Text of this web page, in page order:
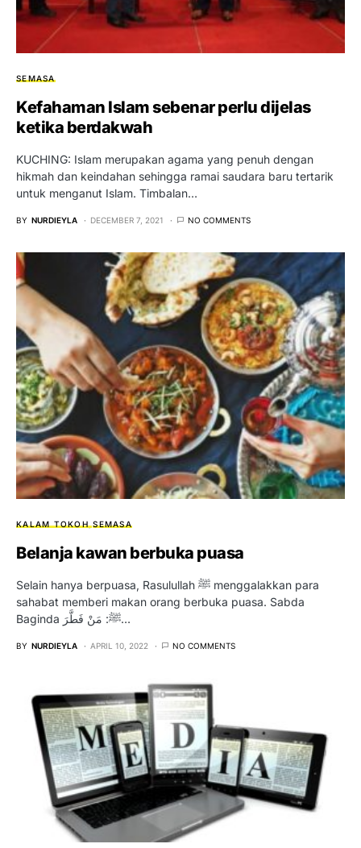
SEMASA
Kefahaman Islam sebenar perlu dijelas
ketika berdakwah
KUCHING: Islam merupakan agama yang penuh dengan
hikmah dan keindahan sehingga ramai saudara baru tertarik
untuk menganut Islam. Timbalan…
BY NURDIEYLA DECEMBER 7, 2021 NO COMMENTS
KALAM TOKOH SEMASA
Belanja kawan berbuka puasa
Selain hanya berpuasa, Rasulullah ﷺ menggalakkan para
sahabat memberi makan orang berbuka puasa. Sabda
Baginda ﷺ: مَنْ فَطَّرَ…
BY NURDIEYLA APRIL 10, 2022 NO COMMENTS